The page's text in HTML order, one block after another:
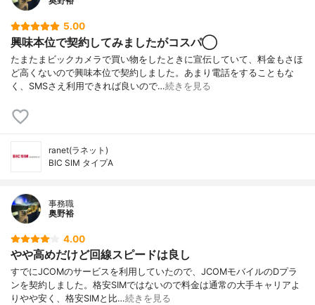
5.00
興味本位で契約してみましたがコスパ◯
たまたまビックカメラで買い物をしたときに宣伝していて、料金もさほ
ど高くないので興味本位で契約しました。あまり電話をすることもな
く、SMSさえ利用できれば良いので…続きを見る
ranet(ラネット)
BIC SIM タイプA
事務職
奥野裕
4.00
やや高めだけど回線スピードは良し
すでにJCOMのサービスを利用していたので、JCOMモバイルのDプラ
ンを契約しました。格安SIMではないので料金は通常の大手キャリアよ
りやや安く、格安SIMと比…続きを見る